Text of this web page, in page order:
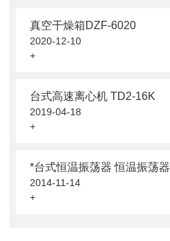
真空干燥箱DZF-6020
2020-12-10
+
台式高速离心机 TD2-16K
2019-04-18
+
*台式恒温振荡器 恒温振荡器
2014-11-14
+